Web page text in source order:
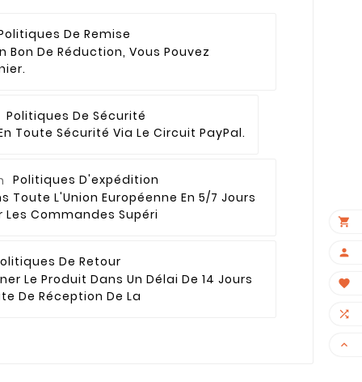
De Remise
Bon De Réduction, Vous Pouvez
Politiques De Sécurité
Toute Sécurité Via Le Circuit PayPal.
Politiques D'expédition
Toute L'Union Européenne En 5/7 Jours
Les Commandes Supéri
De Retour
Le Produit Dans Un Délai De 14 Jours
De Réception De La
× 



